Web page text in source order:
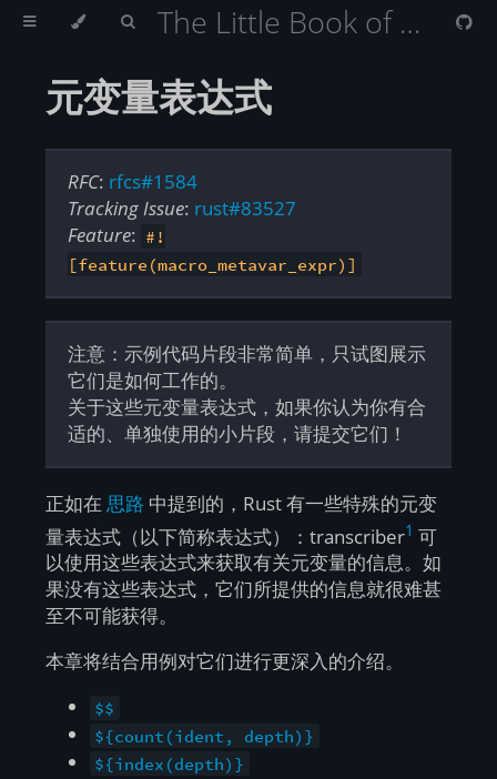
The Little Book of Rust Macros （Rust 宏小册）
元变量表达式
RFC: rfcs#1584
Tracking Issue: rust#83527
Feature: #!
[feature(macro_metavar_expr)]
注意：示例代码片段非常简单，只试图展示
它们是如何工作的。
关于这些元变量表达式，如果你认为你有合
适的、单独使用的小片段，请提交它们！
正如在 思路 中提到的，Rust 有一些特殊的元变
量表达式（以下简称表达式）：transcriber1 可
以使用这些表达式来获取有关元变量的信息。如
果没有这些表达式，它们所提供的信息就很难甚
至不可能获得。
本章将结合用例对它们进行更深入的介绍。
$$
${count(ident, depth)}
${index(depth)}